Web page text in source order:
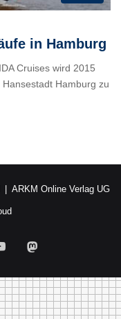
in Hamburg
Cruises wird 2015
Hamburg zu
| ARKM Online Verlag UG
YouTube